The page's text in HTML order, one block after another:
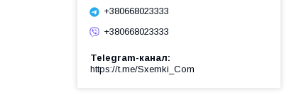
+380668023333
+380668023333
Telegram-канал
https://t.me/Sxemki_Com